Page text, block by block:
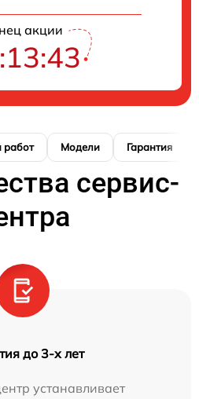
акции
работ Модели Гарантия
сервис-
до 3-х лет
устанавливает